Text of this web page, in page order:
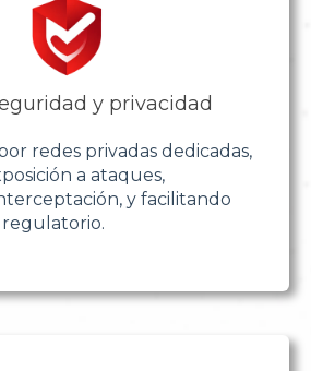
y privacidad
redes privadas dedicadas,
a ataques,
y facilitando